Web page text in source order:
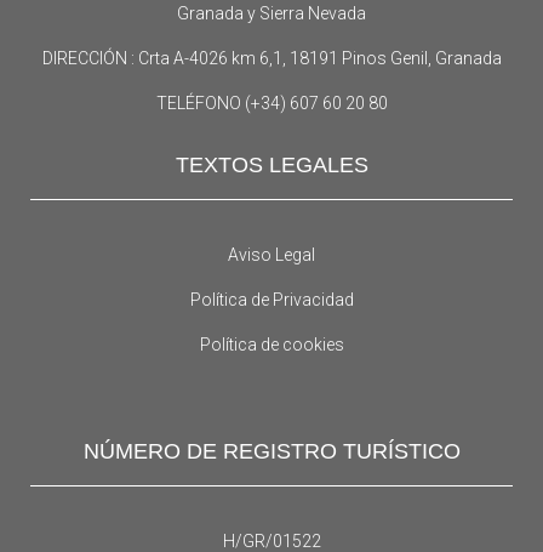
Granada y Sierra Nevada
DIRECCIÓN : Crta A-4026 km 6,1, 18191 Pinos Genil, Granada
TELÉFONO (+34) 607 60 20 80
TEXTOS LEGALES
Aviso Legal
Política de Privacidad
Política de cookies
NÚMERO DE REGISTRO TURÍSTICO
H/GR/01522